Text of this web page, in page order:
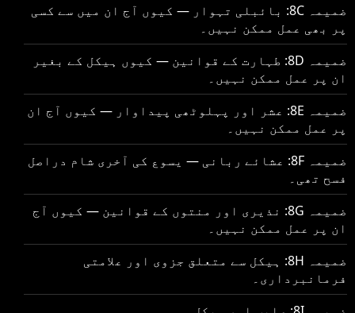
ضمیمہ 8C: بائبلی تہوار — کیوں آج ان میں سے کسی
پر بھی عمل ممکن نہیں۔
ضمیمہ 8D: طہارت کے قوانین — کیوں ہیکل کے بغیر
ان پر عمل ممکن نہیں۔
ضمیمہ 8E: عشر اور پہلوٹھی پیداوار — کیوں آج ان
پر عمل ممکن نہیں۔
ضمیمہ 8F: عشائے ربانی — یسوع کی آخری شام دراصل
فسح تھی۔
ضمیمہ 8G: نذیری اور منتوں کے قوانین — کیوں آج
ان پر عمل ممکن نہیں۔
ضمیمہ 8H: ہیکل سے متعلق جزوی اور علامتی
فرمانبرداری۔